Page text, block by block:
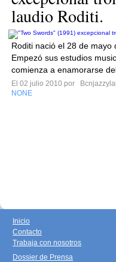
laudio Roditi.
Roditi nació el 28 de mayo
Empezó sus estudios
comienza a enamorarse
El 02 julio 2010 por
NONE
Inicio
Contacto
Trabaja con nosotros
Dossier de Prensa